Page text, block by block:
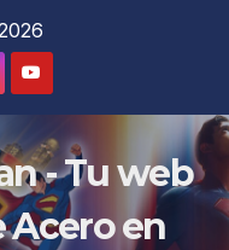
- Tu web
Acero en